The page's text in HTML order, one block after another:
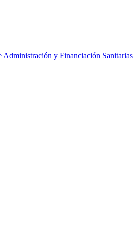
Administración y Financiación Sanitarias